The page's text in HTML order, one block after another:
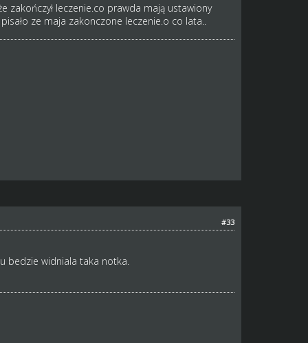
leczenie.co prawda mają ustawiony
ze maja zakonczone leczenie.o co lata..
#33
bedzie widniala taka notka.